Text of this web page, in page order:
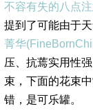
不容有失的八点注
提到了可能由于
菁华
压、抗蔫实用性
束，下面的花束
错，是可乐罐。